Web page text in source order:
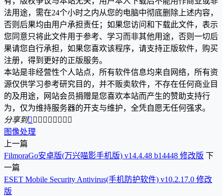
法用途，需在24个小时之内从您的电脑中彻底删除上述内容，
否则后果均由用户承担责任；如果您访问和下载此文件，表示
您同意只将此文件用于参考、学习而非其他用途，否则一切后
果请您自行承担，如果您喜欢该程序，请支持正版软件，购买
注册，得到更好的正版服务。
本站是非经营性个人站点，所有软件信息均来自网络，所有资
源仅供学习参考研究目的，并不贩卖软件，不存在任何商业目
的及用途，网站会员捐赠是您喜欢本站而产生的赞助支持行
为，仅为维持服务器的开支与维护，全凭自愿无任何强求。
分享到        
图像处理
上一篇
FilmoraGo安卓版(万兴喵影手机版) v14.4.48 b14448 修改版 下
一篇
ESET Mobile Security Antivirus(手机防护软件) v10.2.17.0 修改
版